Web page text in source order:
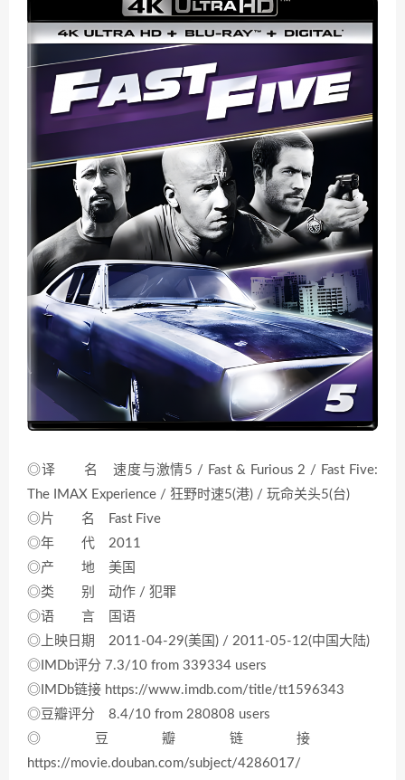
◎译 名 速度与激情5 / Fast & Furious 2 / Fast Five:
The IMAX Experience / 狂野时速5(港) / 玩命关头5(台)
◎片 名 Fast Five
◎年 代 2011
◎产 地 美国
◎类 别 动作 / 犯罪
◎语 言 国语
◎上映日期 2011-04-29(美国) / 2011-05-12(中国大陆)
◎IMDb评分 7.3/10 from 339334 users
◎IMDb链接 https://www.imdb.com/title/tt1596343
◎豆瓣评分 8.4/10 from 280808 users
◎豆瓣链接
https://movie.douban.com/subject/4286017/